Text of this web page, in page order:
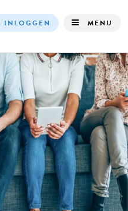
navigation
INLOGGEN MENU